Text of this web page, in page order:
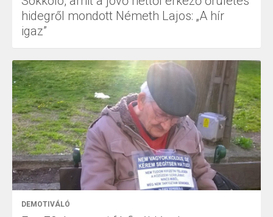
hidegről mondott Németh Lajos: „A hír
igaz”
DEMOTIVÁLÓ